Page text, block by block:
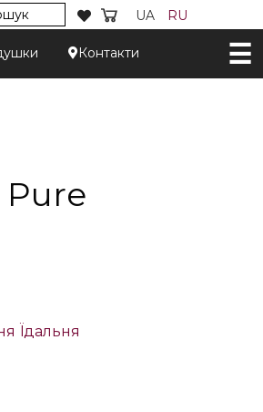
UA RU
Контакти
Їдальня